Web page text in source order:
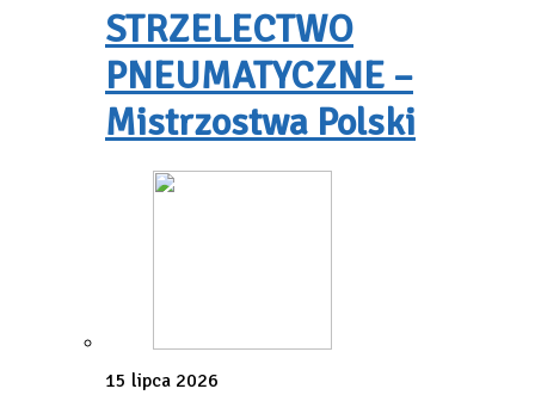
STRZELECTWO
PNEUMATYCZNE –
Mistrzostwa Polski
15 lipca 2026